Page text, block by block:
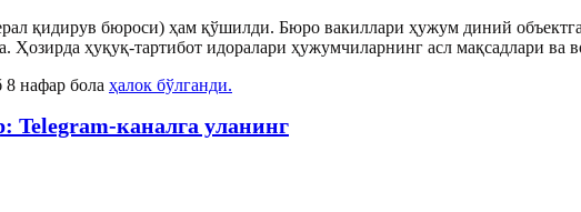
қидирув бюроси) ҳам қўшилди. Бюро вакиллари ҳужум диний объектга
Ҳозирда ҳуқуқ-тартибот идоралари ҳужумчиларнинг асл мақсадлари
нафар бола ҳалок бўлганди.
Telegram-каналга уланинг